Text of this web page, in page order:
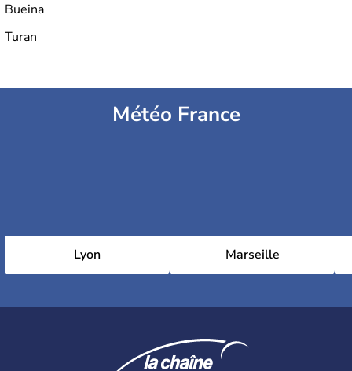
Bueina
Turan
Météo France
Lyon Marseille